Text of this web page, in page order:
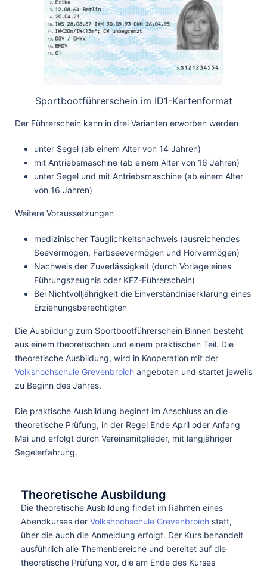
Sportbootführerschein im ID1-Kartenformat
Der Führerschein kann in drei Varianten erworben werden
unter Segel (ab einem Alter von 14 Jahren)
mit Antriebsmaschine (ab einem Alter von 16 Jahren)
unter Segel und mit Antriebsmaschine (ab einem Alter
von 16 Jahren)
Weitere Voraussetzungen
medizinischer Tauglichkeitsnachweis (ausreichendes
Seevermögen, Farbseevermögen und Hörvermögen)
Nachweis der Zuverlässigkeit (durch Vorlage eines
Führungszeugnis oder KFZ-Führerschein)
Bei Nichtvolljährigkeit die Einverständniserklärung eines
Erziehungsberechtigten
Die Ausbildung zum Sportbootführerschein Binnen besteht
aus einem theoretischen und einem praktischen Teil. Die
theoretische Ausbildung, wird in Kooperation mit der
Volkshochschule Grevenbroich angeboten und startet jeweils
zu Beginn des Jahres.
Die praktische Ausbildung beginnt im Anschluss an die
theoretische Prüfung, in der Regel Ende April oder Anfang
Mai und erfolgt durch Vereinsmitglieder, mit langjähriger
Segelerfahrung.
Theoretische Ausbildung
Die theoretische Ausbildung findet im Rahmen eines
Abendkurses der Volkshochschule Grevenbroich statt,
über die auch die Anmeldung erfolgt. Der Kurs behandelt
ausführlich alle Themenbereiche und bereitet auf die
theoretische Prüfung vor, die am Ende des Kurses